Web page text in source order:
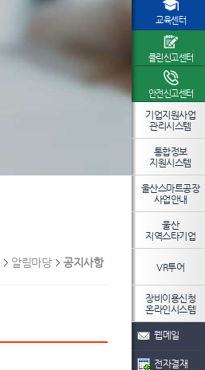
알림마당 공지사항
교육센터
클린신고센터
안전신고센터
기업지원사업
관리시스템
통합정보
지원시스템
울산스마트공장
사업안내
울산
지역스타기업
VR투어
장비이용신청
온라인시스템
웹메일
전자결재